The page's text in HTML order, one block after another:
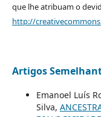
que lhe atribuam o
http://
Artigos
Emanoel Luís
Silva,